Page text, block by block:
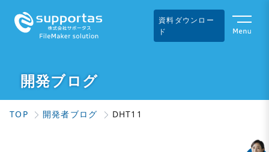
資料ダウンロー
ド
開発ブログ
TOP 開発者ブログ DHT11